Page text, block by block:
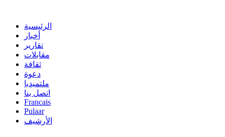
الرئيسية
أخبار
تقارير
مقابلات
ثقافة
دعوة
ملتميديا
اتصل بنا
Francais
Pulaar
الأرشيف